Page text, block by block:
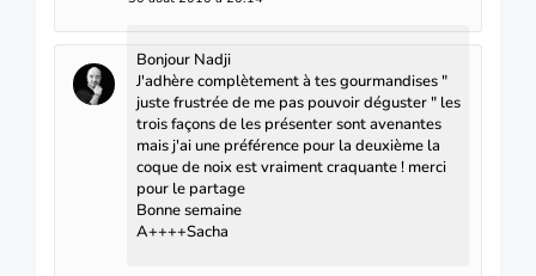
Bonjour Nadji
J'adhère complètement à tes gourmandises "
juste frustrée de me pas pouvoir déguster " les
trois façons de les présenter sont avenantes
mais j'ai une préférence pour la deuxième la
coque de noix est vraiment craquante ! merci
pour le partage
Bonne semaine
A++++Sacha